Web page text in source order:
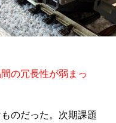
の冗長性が弱まっ
のだった。次期課題